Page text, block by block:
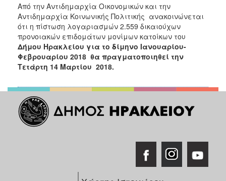
2011
2010
2006
ΤΟΠΟΣ
ΠΟΛΙΤΙΣΜΟΣ
Από την Αντιδημαρχία Οικονομικών και την
Αντιδημαρχία Κοινωνικής Πολιτικής ανακοινώνεται
ότι η πίστωση λογαριασμών 2.559 δικαιούχων
προνοιακών επιδομάτων μονίμων κατοίκων του
Δήμου Ηρακλείου για το δίμηνο Ιανουαρίου-
Φεβρουαρίου 2018 θα πραγματοποιηθεί την
Τετάρτη 14 Μαρτίου 2018.